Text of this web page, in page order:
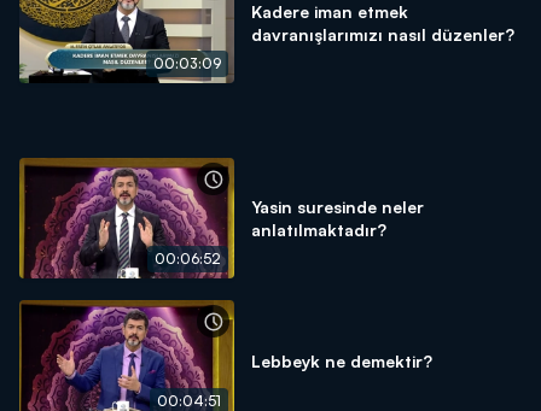
00:03:09
Kadere iman etmek
davranışlarımızı nasıl düzenler?
00:06:52
Yasin suresinde neler
anlatılmaktadır?
00:04:51
Lebbeyk ne demektir?